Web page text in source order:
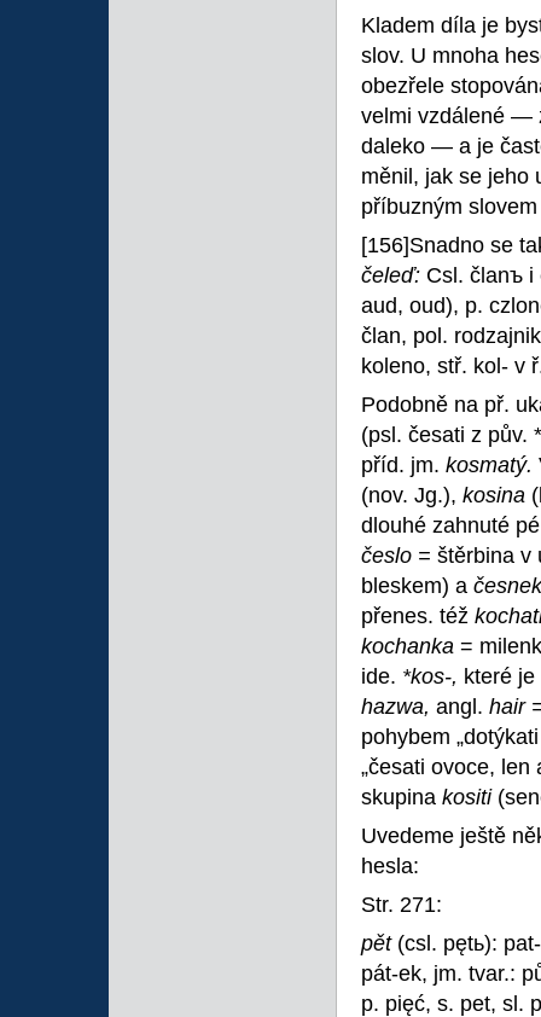
Kladem díla je
slov. U mnoha
obezřele
velmi vzdálené —
daleko — a je
měnil, jak se jeho
příbuzným
[156]Snadno se
čeleď: Csl. članъ i
aud, oud), p.
član, pol.
koleno, stř. kol- v
Podobně na př.
(psl. česati z pův.
příd. jm. kosmatý.
(nov. Jg.), kosina
dlouhé zahnuté
česlo = štěrbina v
bleskem) a
přenes. též
kochanka =
ide. *kos-, které
hazwa, angl. hair
pohybem
„česati ovoce, len
skupina kositi
Uvedeme ještě
hesla:
Str. 271:
pět (csl. pętь):
pát-ek, jm. tvar.:
p. pięć, s. pet, sl.